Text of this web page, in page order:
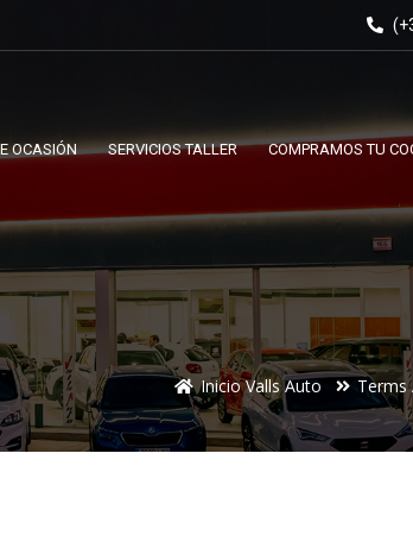
OCASIÓN SERVICIOS TALLER COMPRAMOS TU
Inicio Valls Auto Terms